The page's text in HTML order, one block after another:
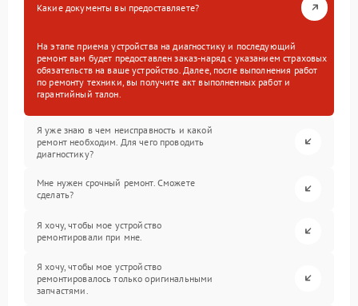
Какие документы вы предоставляете?
На этапе приема устройства на диагностику и последующий
ремонт вам будет предоставлен заказ-наряд с указанием страховых
обязательств на ваше устройство. Далее, после выполнения работ
по ремонту техники, вы получите акт выполненных работ и
гарантийный талон.
Я уже знаю в чем неисправность и какой
ремонт необходим. Для чего проводить
диагностику?
Мне нужен срочный ремонт. Сможете
сделать?
Я хочу, чтобы мое устройство
ремонтировали при мне.
Я хочу, чтобы мое устройство
ремонтировалось только оригинальными
запчастями.